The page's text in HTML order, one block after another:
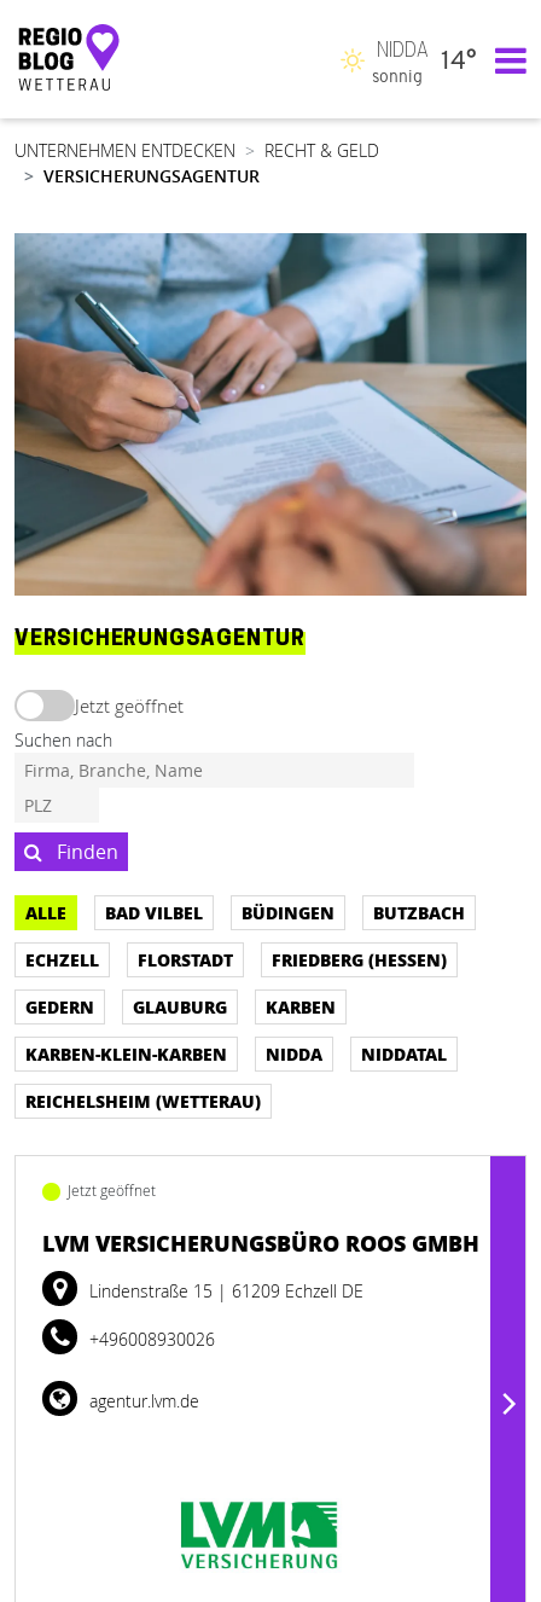
Hauptnavigation
NIDDA
sonnig
14°
UNTERNEHMEN ENTDECKEN
RECHT & GELD
VERSICHERUNGSAGENTUR
VERSICHERUNGSAGENTUR
Jetzt geöffnet
Suchen nach
Finden
ALLE BAD VILBEL BÜDINGEN
BUTZBACH
ECHZELL
FLORSTADT
FRIEDBERG (HESSEN)
GEDERN
GLAUBURG
KARBEN
KARBEN-KLEIN-KARBEN
NIDDA
NIDDATAL
REICHELSHEIM (WETTERAU)
Jetzt geöffnet
LVM VERSICHERUNGSBÜRO ROOS GMBH
Lindenstraße 15 | 61209 Echzell DE
+496008930026
agentur.lvm.de